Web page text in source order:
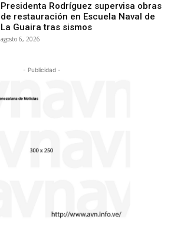
Presidenta Rodríguez supervisa obras
de restauración en Escuela Naval de
La Guaira tras sismos
agosto 6, 2026
- Publicidad -